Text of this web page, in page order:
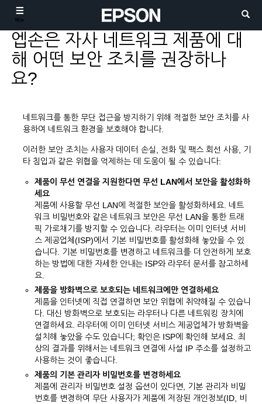
메뉴
엡손은 자사 네트워크 제품에 대
해 어떤 보안 조치를 권장하나
요?
네트워크를 통한 무단 접근을 방지하기 위해 적절한 보안 조치를 사
용하여 네트워크 환경을 보호해야 합니다.
이러한 보안 조치는 사용자 데이터 손실, 전화 및 팩스 회선 사용, 기
타 침입과 같은 위협을 억제하는 데 도움이 될 수 있습니다:
제품이 무선 연결을 지원한다면 무선 LAN에서 보안을 활성화하
세요
제품에 사용할 무선 LAN에 적절한 보안을 활성화하세요. 네트
워크 비밀번호와 같은 네트워크 보안은 무선 LAN을 통한 트래
픽 가로채기를 방지할 수 있습니다. 라우터는 이미 인터넷 서비
스 제공업체(ISP)에서 기본 비밀번호를 활성화해 놓았을 수 있
습니다. 기본 비밀번호를 변경하고 네트워크를 더 안전하게 보호
하는 방법에 대한 자세한 안내는 ISP와 라우터 문서를 참고하세
요.
제품을 방화벽으로 보호되는 네트워크에만 연결하세요
제품을 인터넷에 직접 연결하면 보안 위협에 취약해질 수 있습니
다. 대신 방화벽으로 보호되는 라우터나 다른 네트워킹 장치에
연결하세요. 라우터에 이미 인터넷 서비스 제공업체가 방화벽을
설치해 놓았을 수도 있습니다; 확인은 ISP에 확인해 보세요. 최
상의 결과를 위해서는 네트워크 연결에 사설 IP 주소를 설정하고
사용하는 것이 좋습니다.
제품의 기본 관리자 비밀번호를 변경하세요
제품에 관리자 비밀번호 설정 옵션이 있다면, 기본 관리자 비밀
번호를 변경하여 무단 사용자가 제품에 저장된 개인정보(ID, 비